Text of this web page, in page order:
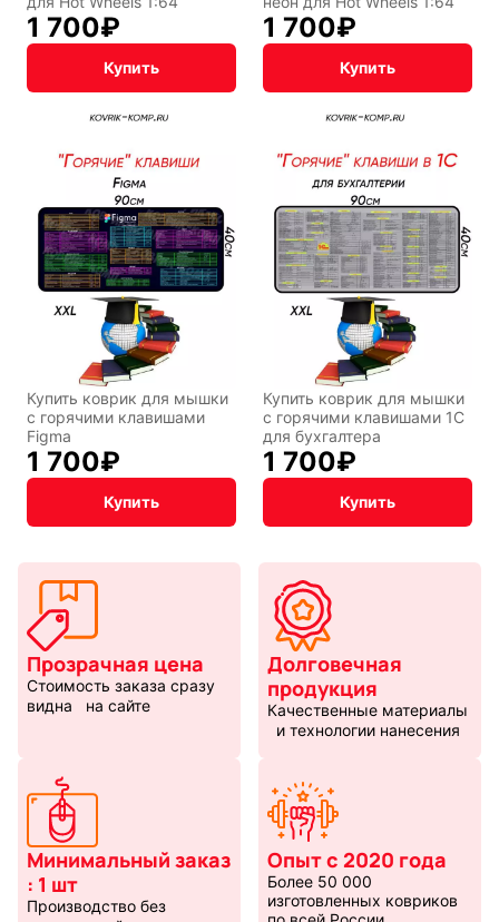
1 700₽
Купить
1 700₽
Купить
Купить коврик для мышки
с горячими клавишами
Figma
1 700₽
Купить
Купить коврик для мышки
с горячими клавишами 1С
для бухгалтера
1 700₽
Купить
Прозрачная цена
Стоимость заказа сразу
видна на сайте
Долговечная
продукция
Качественные материалы
и технологии нанесения
Минимальный заказ
: 1 шт
Производство без
Опыт с 2020 года
Более 50 000
изготовленных ковриков